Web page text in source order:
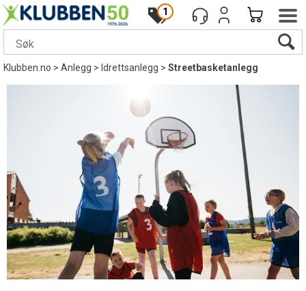
1
Klubben.no>Anlegg> Idrettsanlegg>Streetbasketanlegg